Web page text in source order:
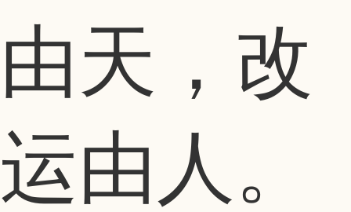
由天，改
运由人。